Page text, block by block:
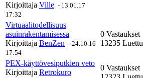
Kirjoittaja Ville - 13.01.17
17:32
Virtuaalitodellisuus
asuinrakentamisessa
Kirjoittaja BenZen - 24.10.16
17:54
0 Vastaukset
13235 Luettu
PEX-käyttövesiputkien veto
Kirjoittaja Retrokuro
0 Vastaukset